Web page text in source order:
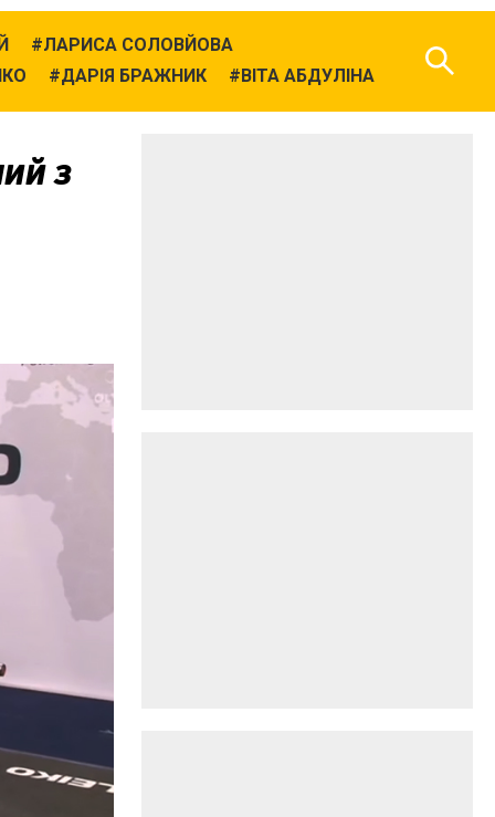
ЛАРИСА СОЛОВЙОВА
ДАРІЯ БРАЖНИК ВІТА АБДУЛІНА
з